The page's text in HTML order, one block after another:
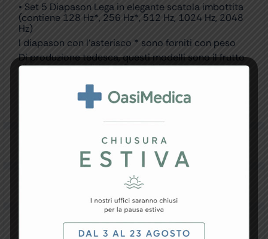
• Set 5 Diapason Lega in elegante scatola imbottita
(contiene 128 Hz*, 256 Hz*, 512 Hz, 1024 Hz, 2048
Hz)
I diapason con l’asterisco * sono forniti con peso
Di produzione tedesca, questi modelli sono il frutto
di una lunga tradizione. Costruiti con una lega
Made in Germany.
Specifiche Tecniche
Downloads